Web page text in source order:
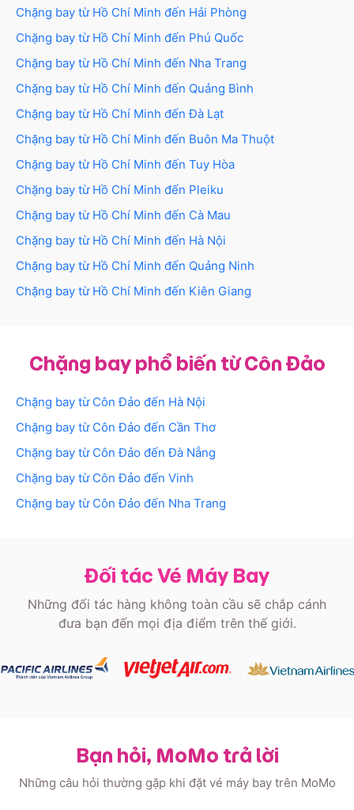
Chặng bay từ Hồ Chí Minh đến Hải Phòng
Chặng bay từ Hồ Chí Minh đến Phú Quốc
Chặng bay từ Hồ Chí Minh đến Nha Trang
Chặng bay từ Hồ Chí Minh đến Quảng Bình
Chặng bay từ Hồ Chí Minh đếnĐà Lạt
Chặng bay từ Hồ Chí Minh đến Buôn Ma Thuột
Chặng bay từ Hồ Chí Minh đến Tuy Hòa
Chặng bay từ Hồ Chí Minh đến Pleiku
Chặng bay từ Hồ Chí Minh đến Cà Mau
Chặng bay từ Hồ Chí Minh đến Hà Nội
Chặng bay từ Hồ Chí Minh đến Quảng Ninh
Chặng bay từ Hồ Chí Minh đến Kiên Giang
Chặng bay phổ biến từ Côn Đảo
Chặng bay từ Côn Đảo đến Hà Nội
Chặng bay từ Côn Đảo đến Cần Thơ
Chặng bay từ Côn Đảo đếnĐà Nẵng
Chặng bay từ Côn Đảo đến Vinh
Chặng bay từ Côn Đảo đến Nha Trang
Đối tác Vé Máy Bay
Những đối tác hàng không toàn cầu sẽ chắp cánh
đưa bạn đến mọi địa điểm trên thế giới.
Bạn hỏi, MoMo trả lời
Những câu hỏi thường gặp khi đặt vé máy bay trên MoMo